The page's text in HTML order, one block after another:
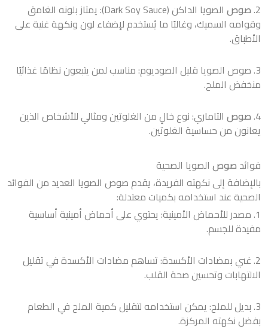
2. صوص
الصويا الداكن (Dark Soy Sauce): يمتاز بلونه الغامق
وقوامه السميك، وغالبًا ما يُستخدم لإضفاء لون ونكهة غنية على
الأطباق.
3. صوص الصويا قليل الصوديوم: مناسب لمن يتبعون نظامًا غذائيًا
منخفض الملح.
4. صوص التاماري: نوع خالٍ من الغلوتين ومثالي للأشخاص الذين
يعانون من حساسية الغلوتين.
فوائد صوص الصويا الصحية
بالإضافة إلى نكهته الفريدة، يقدم صوص الصويا العديد من الفوائد
الصحية عند استخدامه بكميات معتدلة:
1. مصدر للأحماض الأمينية: يحتوي على أحماض أمينية أساسية
مفيدة للجسم.
2. غني بمضادات الأكسدة: تساهم مضادات الأكسدة في تقليل
الالتهابات وتحسين صحة القلب.
3. بديل للملح: يمكن استخدامه لتقليل كمية الملح في الطعام
بفضل نكهته المركزة.